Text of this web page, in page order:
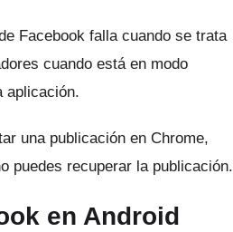
Facebook falla cuando se trata
cuando está en modo
aplicación.
una publicación en Chrome,
puedes recuperar la publicación.
en Android